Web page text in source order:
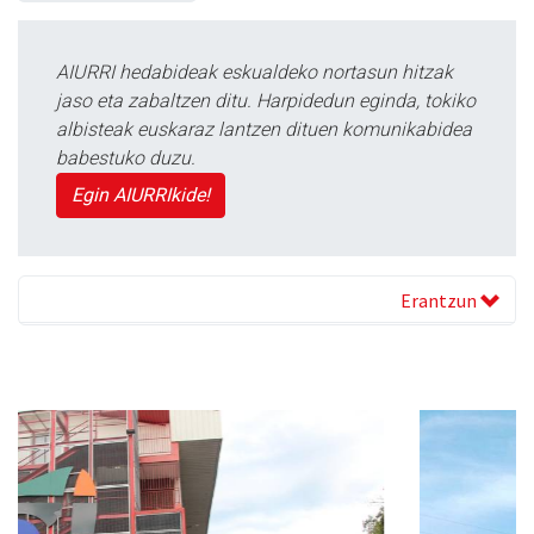
AIURRI hedabideak eskualdeko nortasun hitzak
jaso eta zabaltzen ditu. Harpidedun eginda, tokiko
albisteak euskaraz lantzen dituen komunikabidea
babestuko duzu.
Egin AIURRIkide!
Erantzun